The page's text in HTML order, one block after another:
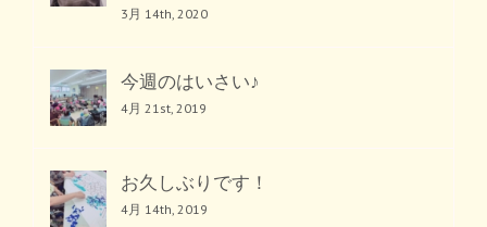
3月 14th, 2020
今週のはいさい♪
4月 21st, 2019
お久しぶりです！
4月 14th, 2019